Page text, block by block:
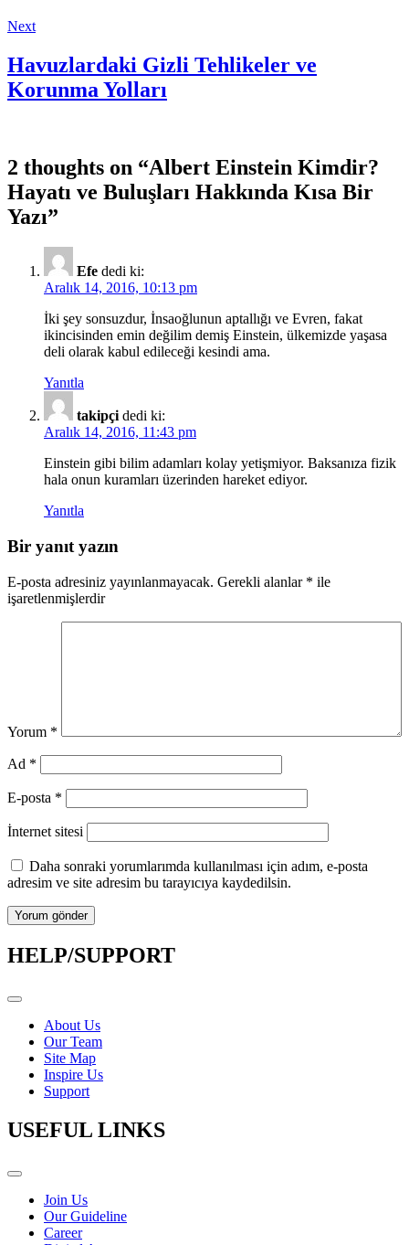
Next
Havuzlardaki Gizli Tehlikeler ve
Korunma Yolları
2 thoughts on “Albert Einstein Kimdir?
Hayatı ve Buluşları Hakkında Kısa Bir
Yazı”
Efe dedi ki:
Aralık 14, 2016, 10:13 pm
İki şey sonsuzdur, İnsaoğlunun aptallığı ve Evren, fakat
ikincisinden emin değilim demiş Einstein, ülkemizde yaşasa
deli olarak kabul edileceği kesindi ama.
Yanıtla
takipçi dedi ki:
Aralık 14, 2016, 11:43 pm
Einstein gibi bilim adamları kolay yetişmiyor. Baksanıza fizik
hala onun kuramları üzerinden hareket ediyor.
Yanıtla
Bir yanıt yazın
E-posta adresiniz yayınlanmayacak. Gerekli alanlar * ile
işaretlenmişlerdir
Yorum *
Ad *
E-posta *
İnternet sitesi
Daha sonraki yorumlarımda kullanılması için adım, e-posta
adresim ve site adresim bu tarayıcıya kaydedilsin.
HELP/SUPPORT
About Us
Our Team
Site Map
Inspire Us
Support
USEFUL LINKS
Join Us
Our Guideline
Career